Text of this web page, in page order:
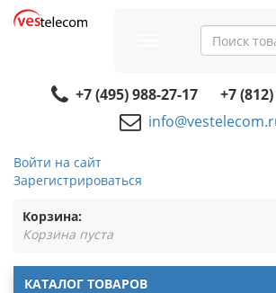
navigation
+7 (495) 988-27-17
+7
Войти на сайт
Зарегистрироваться
Корзина:
Корзина пуста
КАТАЛОГ ТОВАРОВ